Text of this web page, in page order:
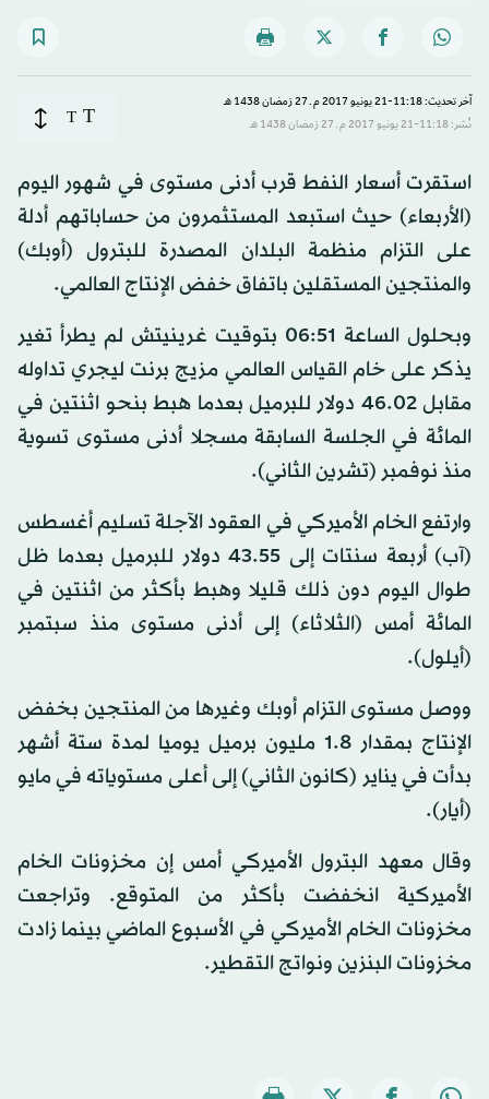
آخر تحديث: 11:18-21 يونيو 2017 م ـ 27 رَمضان 1438 هـ
نُشر: 11:18-21 يونيو 2017 م ـ 27 رَمضان 1438 هـ
T
T
استقرت أسعار النفط قرب أدنى مستوى في شهور اليوم
(الأربعاء) حيث استبعد المستثمرون من حساباتهم أدلة
على التزام منظمة البلدان المصدرة للبترول (أوبك)
والمنتجين المستقلين باتفاق خفض الإنتاج العالمي.
وبحلول الساعة 06:51 بتوقيت غرينيتش لم يطرأ تغير
يذكر على خام القياس العالمي مزيج برنت ليجري تداوله
مقابل 46.02 دولار للبرميل بعدما هبط بنحو اثنتين في
المائة في الجلسة السابقة مسجلا أدنى مستوى تسوية
منذ نوفمبر (تشرين الثاني).
وارتفع الخام الأميركي في العقود الآجلة تسليم أغسطس
(آب) أربعة سنتات إلى 43.55 دولار للبرميل بعدما ظل
طوال اليوم دون ذلك قليلا وهبط بأكثر من اثنتين في
المائة أمس (الثلاثاء) إلى أدنى مستوى منذ سبتمبر
(أيلول).
ووصل مستوى التزام أوبك وغيرها من المنتجين بخفض
الإنتاج بمقدار 1.8 مليون برميل يوميا لمدة ستة أشهر
بدأت في يناير (كانون الثاني) إلى أعلى مستوياته في مايو
(أيار).
وقال معهد البترول الأميركي أمس إن مخزونات الخام
الأميركية انخفضت بأكثر من المتوقع. وتراجعت
مخزونات الخام الأميركي في الأسبوع الماضي بينما زادت
مخزونات البنزين ونواتج التقطير.